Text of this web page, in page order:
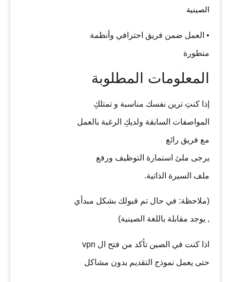
الصينية
• العمل ضمن فريق احترافي وأنظمة
متطورة
المعلومات المطلوبة
إذا كنتِ ترين نفسك مناسبة و تمتلكِ
المواصفات السابقة ولديكِ الرغبة بالعمل
مع فريق رائع
يرجى ملئ استمارة التوظيف ورفع
ملف السيرة الذاتية.
(ملاحظة: في حال تم قبولك بشكل مبدأي
, يوجد مقابلة باللغة الصينية)
اذا كنت في الصين تأكد من فتح ال vpn
حتى يعمل نموذج التقديم بدون مشاكل